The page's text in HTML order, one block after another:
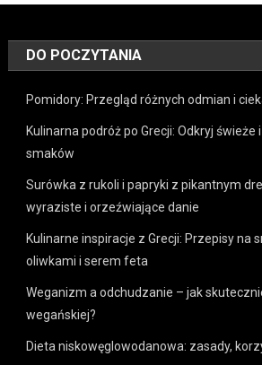
DO POCZYTANIA
Pomidory: Przegląd różnych odmian i
Kulinarna podróż po Grecji: Odkryj świeże
smaków
Surówka z rukoli i papryki z pikantnym
wyraziste i orzeźwiające danie
Kulinarne inspiracje z Grecji: Przepisy na
oliwkami i serem feta
Weganizm a odchudzanie – jak
wegańskiej?
Dieta niskowęglowodanowa: zasady,